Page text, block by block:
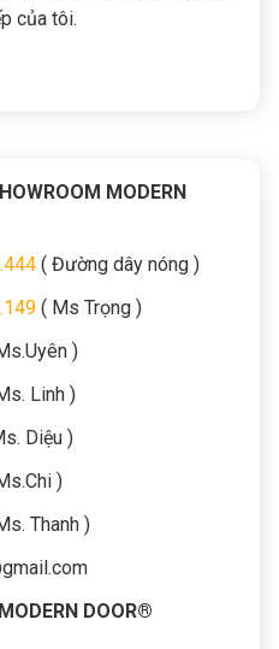
của tôi.
MODERN
( Đường dây nóng )
( Ms Trọng )
)
Linh )
Diệu )
)
Thanh )
DOOR®